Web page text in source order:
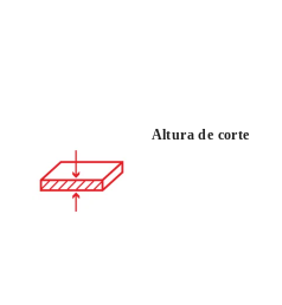
PROFESIONAL
(45º)
Altura de corte